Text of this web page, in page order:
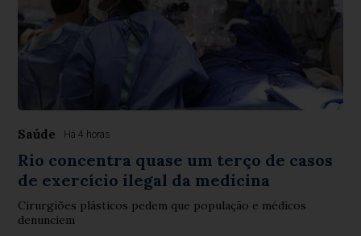
Saúde Há 4 horas
Rio concentra quase um terço de casos
de exercício ilegal da medicina
Cirurgiões plásticos pedem que população e médicos
denunciem